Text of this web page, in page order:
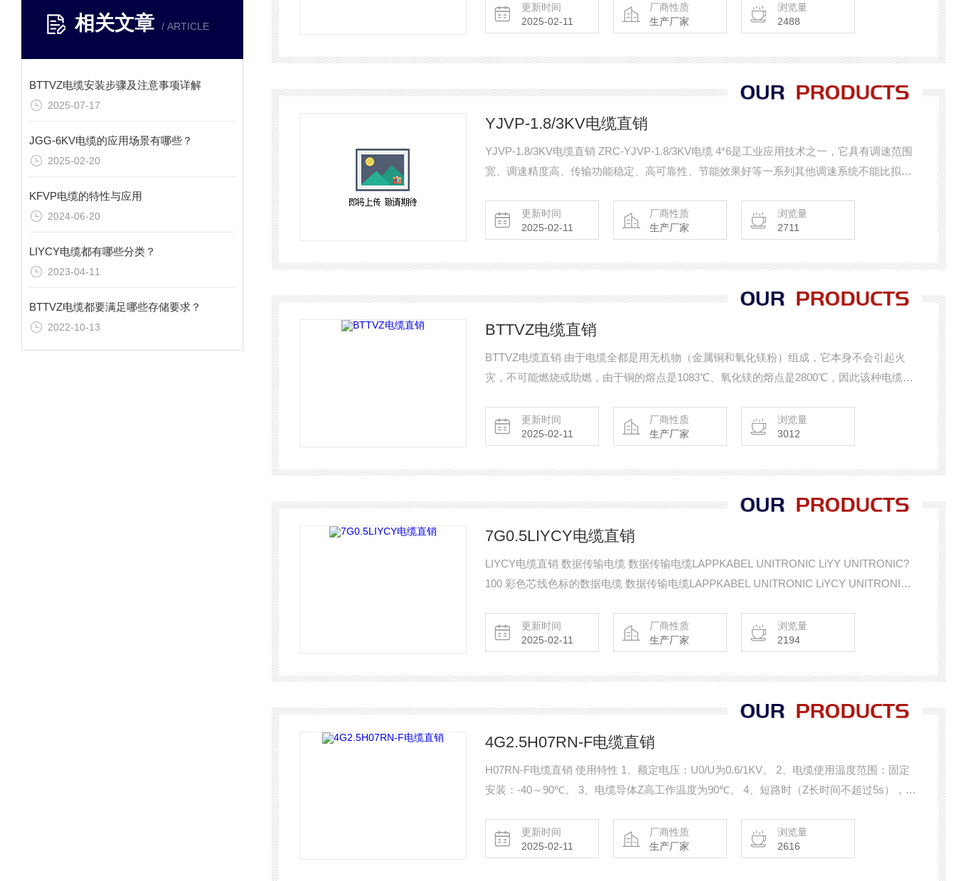
相关文章 / ARTICLE
BTTVZ电缆安装步骤及注意事项详解
2025-07-17
JGG-6KV电缆的应用场景有哪些？
2025-02-20
KFVP电缆的特性与应用
2024-06-20
LIYCY电缆都有哪些分类？
2023-04-11
BTTVZ电缆都要满足哪些存储要求？
2022-10-13
更新时间
2025-02-11
厂商性质
生产厂家
浏览量
2488
YJVP-1.8/3KV电缆直销
YJVP-1.8/3KV电缆直销 ZRC-YJVP-1.8/3KV电缆 4*6是工业应用技术之一，它具有调速范围
宽、调速精度高、传输功能稳定、高可靠性、节能效果好等一系列其他调速系统不能比拟的
速控制系统及各种自动化生产流水线上逐步取代电磁调速或直流调速方式而取得了越来越广
泛的应用。
更新时间
2025-02-11
厂商性质
生产厂家
浏览量
2711
BTTVZ电缆直销
BTTVZ电缆直销 由于电缆全都是用无机物（金属铜和氧化镁粉）组成，它本身不会引起火
灾，不可能燃烧或助燃，由于铜的熔点是1083℃、氧化镁的熔点是2800℃，因此该种电缆可
BS6387 C、W、Z试验。
更新时间
2025-02-11
厂商性质
生产厂家
浏览量
3012
7G0.5LIYCY电缆直销
LIYCY电缆直销 数据传输电缆 数据传输电缆LAPPKABEL UNITRONIC LiYY UNITRONIC?
100 彩色芯线色标的数据电缆 数据传输电缆LAPPKABEL UNITRONIC LiYCY UNITRONIC?
对绞数据传输电缆
更新时间
2025-02-11
厂商性质
生产厂家
浏览量
2194
4G2.5H07RN-F电缆直销
H07RN-F电缆直销 使用特性 1、额定电压：U0/U为0.6/1KV。 2、电缆使用温度范围：固定
安装：-40～90℃。 3、电缆导体Z高工作温度为90℃。 4、短路时（Z长时间不超过5s），电
5000此抗扭试验。
更新时间
2025-02-11
厂商性质
生产厂家
浏览量
2616